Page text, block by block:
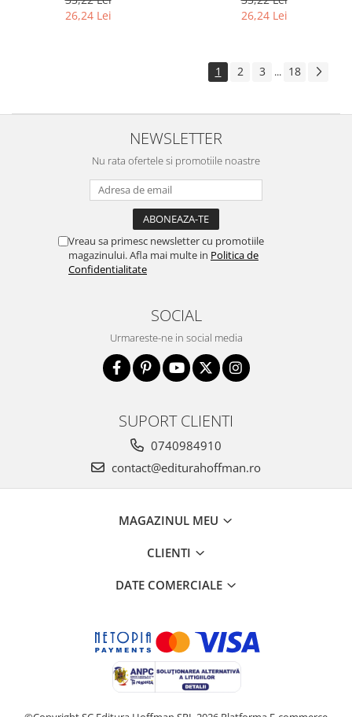
26,24 Lei
26,24 Lei
1 2 3 ... 18
NEWSLETTER
Nu rata ofertele si promotiile noastre
Vreau sa primesc newsletter cu promotiile
magazinului. Afla mai multe in Politica de
Confidentialitate
SOCIAL
Urmareste-ne in social media
SUPORT CLIENTI
0740984910
contact@editurahoffman.ro
MAGAZINUL MEU
CLIENTI
DATE COMERCIALE